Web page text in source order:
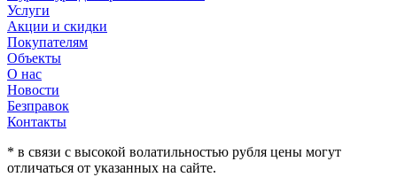
Услуги
Акции и скидки
Покупателям
Объекты
О нас
Новости
Безправок
Контакты
* в связи с высокой волатильностью рубля цены могут
отличаться от указанных на сайте.